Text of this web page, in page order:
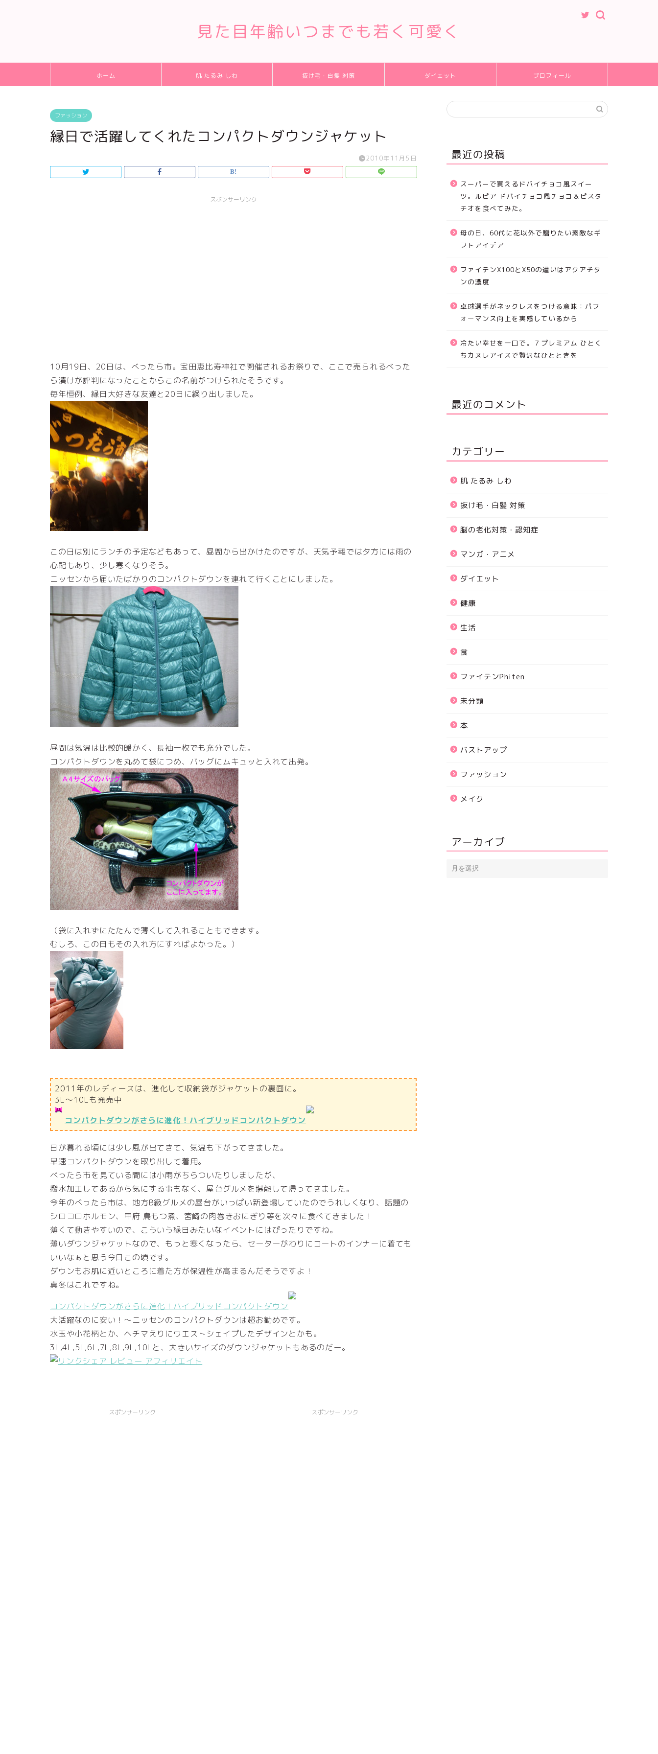
見た目年齢いつまでも若く可愛く
ホーム 肌 たるみ しわ 抜け毛・白髪 対策 ダイエット プロフィール
ファッション
縁日で活躍してくれたコンパクトダウンジャケット
2010年11月5日
スポンサーリンク
10月19日、20日は、べったら市。宝田恵比寿神社で開催されるお祭りで、ここで売られるべった
ら漬けが評判になったことからこの名前がつけられたそうです。
毎年恒例、縁日大好きな友達と20日に繰り出しました。
この日は別にランチの予定などもあって、昼間から出かけたのですが、天気予報では夕方には雨の
心配もあり、少し寒くなりそう。
ニッセンから届いたばかりのコンパクトダウンを連れて行くことにしました。
昼間は気温は比較的暖かく、長袖一枚でも充分でした。
コンパクトダウンを丸めて袋につめ、バッグにムキュッと入れて出発。
（袋に入れずにたたんで薄くして入れることもできます。
むしろ、この日もその入れ方にすればよかった。）
2011年のレディースは、進化して収納袋がジャケットの裏面に。
3L～10Lも発売中
コンパクトダウンがさらに進化！ハイブリッドコンパクトダウン
日が暮れる頃には少し風が出てきて、気温も下がってきました。
早速コンパクトダウンを取り出して着用。
べったら市を見ている間には小雨がちらついたりしましたが、
撥水加工してあるから気にする事もなく、屋台グルメを堪能して帰ってきました。
今年のべったら市は、地方B級グルメの屋台がいっぱい新登場していたのでうれしくなり、話題の
シロコロホルモン、甲府 鳥もつ煮、宮崎の肉巻きおにぎり等を次々に食べてきました！
薄くて動きやすいので、こういう縁日みたいなイベントにはぴったりですね。
薄いダウンジャケットなので、もっと寒くなったら、セーターがわりにコートのインナーに着ても
いいなぁと思う今日この頃です。
ダウンもお肌に近いところに着た方が保温性が高まるんだそうですよ！
真冬はこれですね。
コンパクトダウンがさらに進化！ハイブリッドコンパクトダウン
大活躍なのに安い！～ニッセンのコンパクトダウンは超お勧めです。
水玉や小花柄とか、ヘチマえりにウエストシェイプしたデザインとかも。
3L,4L,5L,6L,7L,8L,9L,10Lと、大きいサイズのダウンジャケットもあるのだー。
スポンサーリンク スポンサーリンク
最近の投稿
スーパーで買えるドバイチョコ風スイー
ツ。ルピア ドバイチョコ風チョコ＆ピスタ
チオを食べてみた。
母の日、60代に花以外で贈りたい素敵なギ
フトアイデア
ファイテンX100とX50の違いはアクアチタ
ンの濃度
卓球選手がネックレスをつける意味：パフ
ォーマンス向上を実感しているから
冷たい幸せを一口で。７プレミアム ひとく
ちカヌレアイスで贅沢なひとときを
最近のコメント
カテゴリー
肌 たるみ しわ
抜け毛・白髪 対策
脳の老化対策・認知症
マンガ・アニメ
ダイエット
健康
生活
食
ファイテンPhiten
未分類
本
バストアップ
ファッション
メイク
アーカイブ